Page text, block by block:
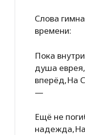
Слова
времени:
Пока
душа
вперёд,На
—
Ещё не